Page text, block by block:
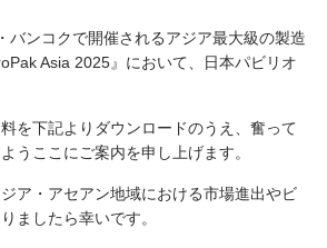
バンコクで開催されるアジア最大級の製造
Asia 2025』において、日本パビリオ
を下記よりダウンロードのうえ、奮って
うここにご案内を申し上げます。
ア・アセアン地域における市場進出やビ
ましたら幸いです。